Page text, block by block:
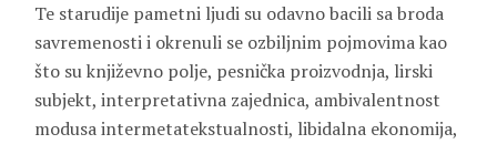
Te starudije pametni ljudi su odavno bacili sa broda
savremenosti i okrenuli se ozbiljnim pojmovima kao
što su književno polje, pesnička proizvodnja, lirski
subjekt, interpretativna zajednica, ambivalentnost
modusa intermetatekstualnosti, libidalna ekonomija,